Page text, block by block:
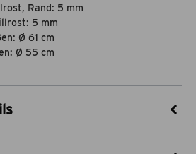
Rand: 5 mm
5 mm
Ø 61 cm
Ø 55 cm